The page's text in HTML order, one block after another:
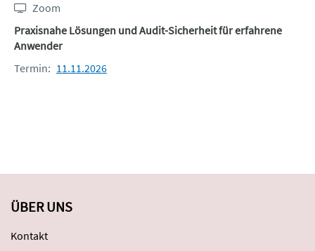
Zoom
Praxisnahe Lösungen und Audit-Sicherheit für erfahrene
Anwender
Termin: 11.11.2026
ÜBER UNS
Kontakt